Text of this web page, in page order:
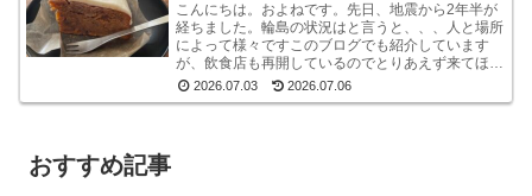
こんにちは。およねです。先日、地震から2年半が
経ちました。輪島の状況はと言うと、、、人と場所
によって様々ですこのブログでも紹介しています
が、飲食店も再開しているのでとりあえず来てほし
いです。宿泊施設は少な目ですが、、、参考サイト
あとコンビニ...
2026.07.03 2026.07.06
おすすめ記事